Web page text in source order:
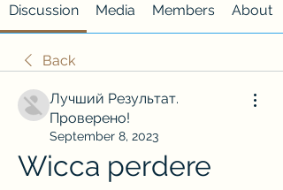
Discussion Media Members About
Back
Лучший Результат.
Проверено!
September 8, 2023
Wicca perdere